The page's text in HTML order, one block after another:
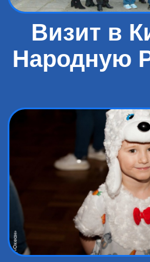
Визит в
Народную